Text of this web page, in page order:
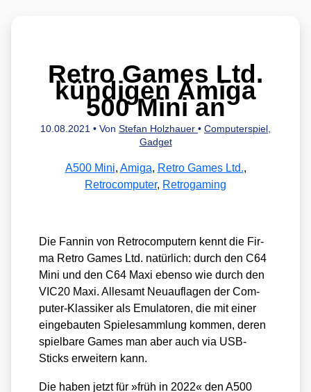
Retro Games Ltd.
kündigen Amiga
500 Mini an
10.08.2021 • Von Stefan Holzhauer • Computerspiel ,
Gadget
A500 Mini, Amiga, Retro Games Ltd.,
Retrocomputer, Retrogaming
Die Fan­nin von Retro­com­pu­tern kennt die Fir­
ma Retro Games Ltd. natür­lich: durch den C64
Mini und den C64 Maxi eben­so wie durch den
VIC20 Maxi. Alle­samt Neu­auf­la­gen der Com­
pu­ter-Klas­si­ker als Emu­la­to­ren, die mit einer
ein­ge­bau­ten Spie­le­samm­lung kom­men, deren
spiel­ba­re Games man aber auch via USB-
Sticks erwei­tern kann.
Die haben jetzt für »früh in 2022« den A500